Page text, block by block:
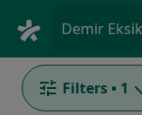
Filters • 1